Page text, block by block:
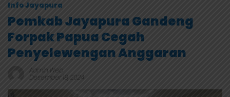
Info Jayapura
Pemkab Jayapura Gandeng
Forpak Papua Cegah
Penyelewengan Anggaran
Admin Web
Desember 18, 2024